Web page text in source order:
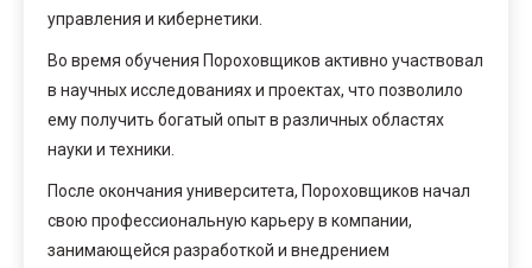
управления и кибернетики.
Во время обучения Пороховщиков активно участвовал
в научных исследованиях и проектах, что позволило
ему получить богатый опыт в различных областях
науки и техники.
После окончания университета, Пороховщиков начал
свою профессиональную карьеру в компании,
занимающейся разработкой и внедрением